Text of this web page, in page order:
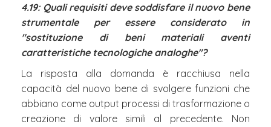
4.19: Quali requisiti deve soddisfare il nuovo bene
strumentale per essere considerato in
"sostituzione di beni materiali aventi
caratteristiche tecnologiche analoghe"?
La risposta alla domanda è racchiusa nella
capacità del nuovo bene di svolgere funzioni che
abbiano come output processi di trasformazione o
creazione di valore simili al precedente. Non